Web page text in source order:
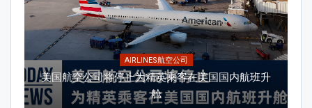
AIRLINES航空公司
美国航空公司将停止为精英乘客在美国国内航班升
舱